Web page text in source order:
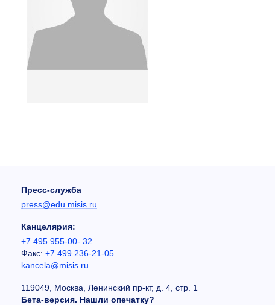
Пресс-служба
press@edu.misis.ru
Канцелярия:
+7 495 955-00- 32
Факс: +7 499 236-21-05
kancela@misis.ru
119049, Москва, Ленинский пр-кт, д. 4, стр. 1
Бета-версия. Нашли опечатку?